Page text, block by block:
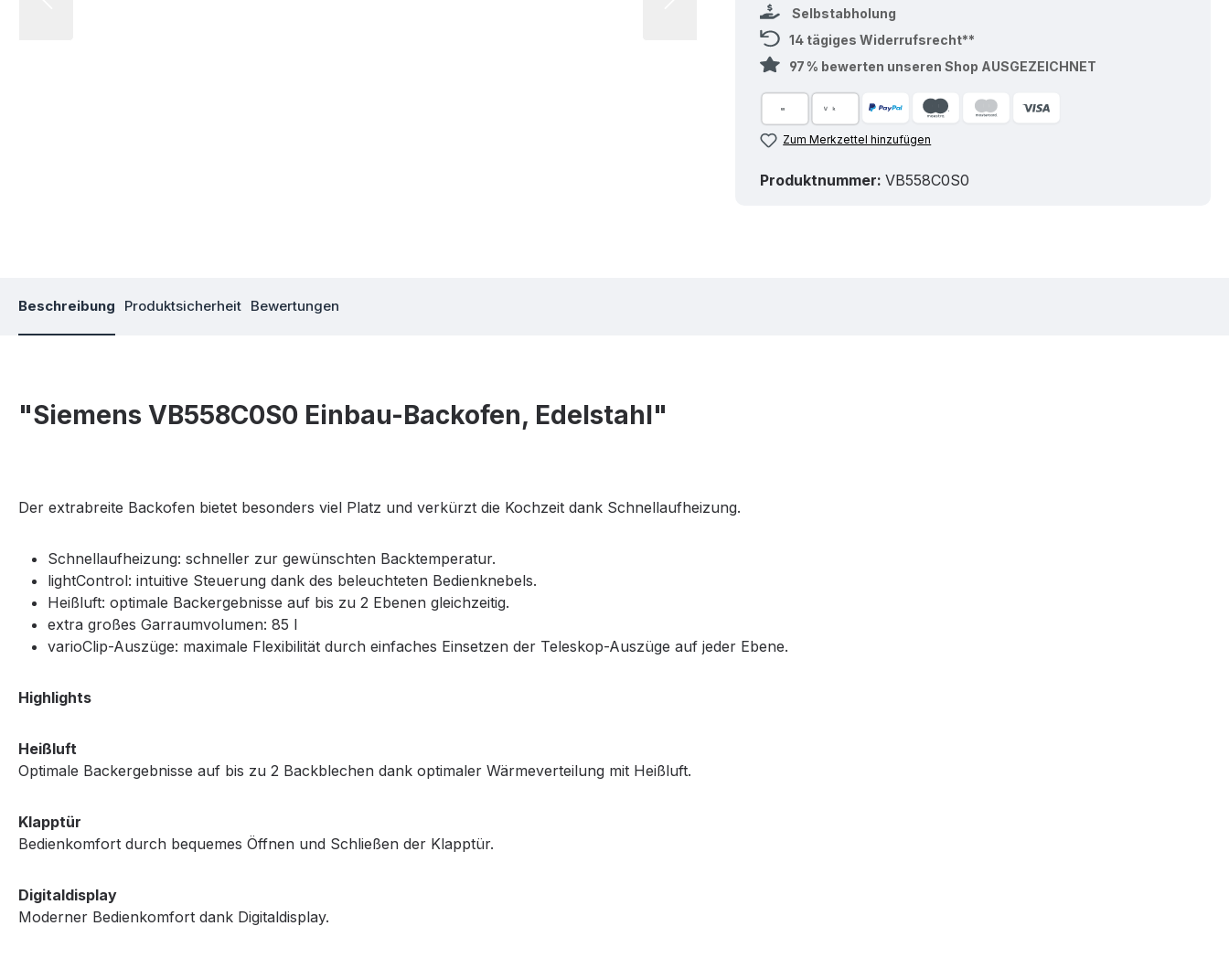
Selbstabholung
14 tägiges Widerrufsrecht**
97 % bewerten unseren Shop AUSGEZEICHNET
Zum Merkzettel hinzufügen
Produktnummer: VB558C0S0
Beschreibung Produktsicherheit Bewertungen
"Siemens VB558C0S0 Einbau-Backofen, Edelstahl"
Der extrabreite Backofen bietet besonders viel Platz und verkürzt die Kochzeit dank Schnellaufheizung.
Schnellaufheizung: schneller zur gewünschten Backtemperatur.
lightControl: intuitive Steuerung dank des beleuchteten Bedienknebels.
Heißluft: optimale Backergebnisse auf bis zu 2 Ebenen gleichzeitig.
extra großes Garraumvolumen: 85 l
varioClip-Auszüge: maximale Flexibilität durch einfaches Einsetzen der Teleskop-Auszüge auf jeder Ebene.
Highlights
Heißluft
Optimale Backergebnisse auf bis zu 2 Backblechen dank optimaler Wärmeverteilung mit Heißluft.
Klapptür
Bedienkomfort durch bequemes Öffnen und Schließen der Klapptür.
Digitaldisplay
Moderner Bedienkomfort dank Digitaldisplay.